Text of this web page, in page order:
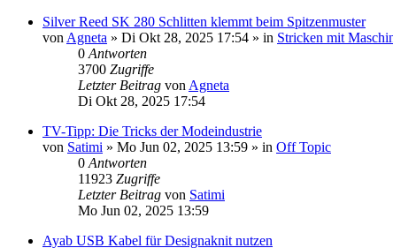
Silver Reed SK 280 Schlitten klemmt beim Spitzenmuster
von Agneta » Di Okt 28, 2025 17:54 » in Stricken mit
0 Antworten
3700 Zugriffe
Letzter Beitrag von Agneta
Di Okt 28, 2025 17:54
TV-Tipp: Die Tricks der Modeindustrie
von Satimi » Mo Jun 02, 2025 13:59 » in Off Topic
0 Antworten
11923 Zugriffe
Letzter Beitrag von Satimi
Mo Jun 02, 2025 13:59
Ayab USB Kabel für Designaknit nutzen